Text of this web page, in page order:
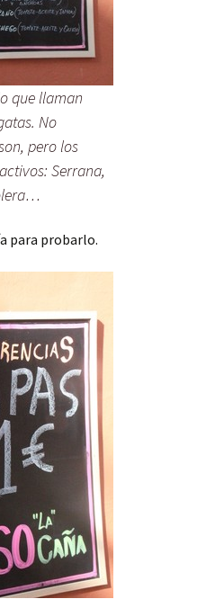
que llaman
No
pero los
Serrana,
para probarlo.